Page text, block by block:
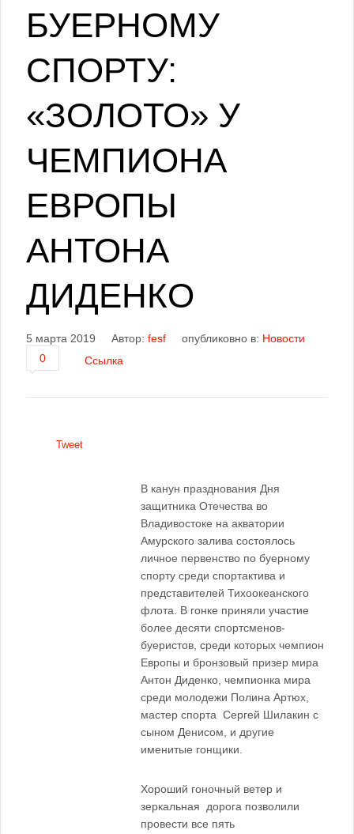
БУЕРНОМУ
СПОРТУ:
«ЗОЛОТО» У
ЧЕМПИОНА
ЕВРОПЫ
АНТОНА
ДИДЕНКО
5 марта 2019 Автор: fesf опубликовно в: Новости
0
Ссылка
Tweet
В канун празднования Дня
защитника Отечества во
Владивостоке на акватории
Амурского залива состоялось
личное первенство по буерному
спорту среди спортактива и
представителей Тихоокеанского
флота. В гонке приняли участие
более десяти спортсменов-
буеристов, среди которых чемпион
Европы и бронзовый призер мира
Антон Диденко, чемпионка мира
среди молодежи Полина Артюх,
мастер спорта Сергей Шилакин с
сыном Денисом, и другие
именитые гонщики.
Хороший гоночный ветер и
зеркальная дорога позволили
провести все пять